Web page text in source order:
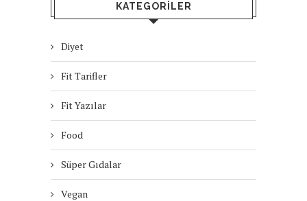
KATEGORILER
Diyet
Fit Tarifler
Fit Yazılar
Food
Süper Gıdalar
Vegan